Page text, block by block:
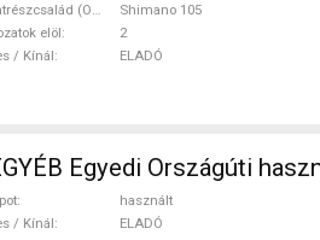
Alkatrészcsalád (Outi)
Shimano 105
elöl
2
/ Kínál
ELADÓ
Egyedi Országúti
használt
/ Kínál
ELADÓ